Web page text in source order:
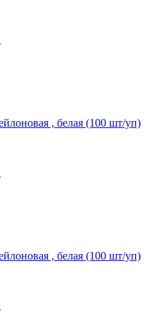
, белая (100 шт/уп)
, белая (100 шт/уп)